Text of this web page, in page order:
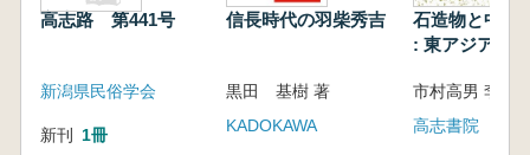
高志路 第441号
新潟県民俗学会
新刊 1冊
信長時代の羽柴秀吉
黒田 基樹 著
KADOKAWA
石造物と中世
: 東アジアと
高志書院